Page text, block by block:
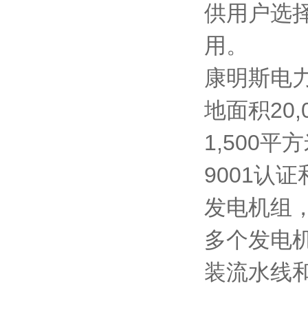
供用户选
用。
康明斯电
地面积
1,500平
9001认证
发电机组
多个发电
装流水线